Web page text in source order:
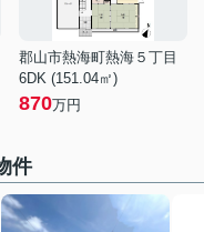
郡山市熱海町熱海５丁目
6DK (151.04㎡)
870万円
件